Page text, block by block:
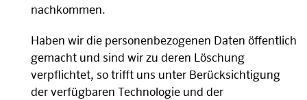
nachkommen.
Haben wir die personenbezogenen Daten öffentlich
gemacht und sind wir zu deren Löschung
verpflichtet, so trifft uns unter Berücksichtigung
der verfügbaren Technologie und der